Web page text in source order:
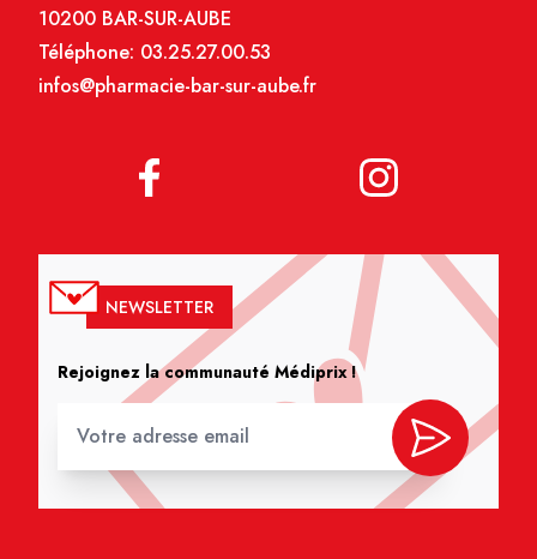
10200 BAR-SUR-AUBE
Téléphone: 03.25.27.00.53
infos@pharmacie-bar-sur-aube.fr
NEWSLETTER
Rejoignez la communauté Médiprix !